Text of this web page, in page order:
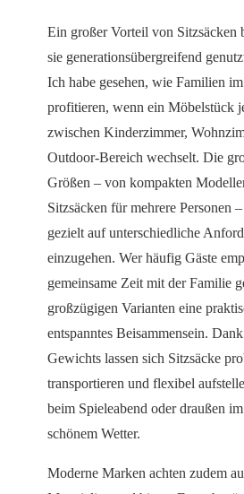
Ein großer Vorteil von Sitzsäcken
sie generationsübergreifend
Ich habe gesehen, wie Familien
profitieren, wenn ein Möbelstück
zwischen Kinderzimmer,
Outdoor-Bereich wechselt. Die
Größen – von kompakten
Sitzsäcken für mehrere Personen
gezielt auf unterschiedliche
einzugehen. Wer häufig Gäste
gemeinsame Zeit mit der Familie
großzügigen Varianten eine
entspanntes Beisammensein.
Gewichts lassen sich Sitzsäcke
transportieren und flexibel
beim Spieleabend oder draußen
schönem Wetter.
Moderne Marken achten zudem